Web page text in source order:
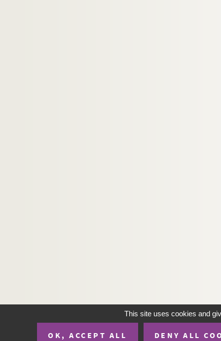
This site uses cookies and
OK, ACCEPT ALL DENY ALL